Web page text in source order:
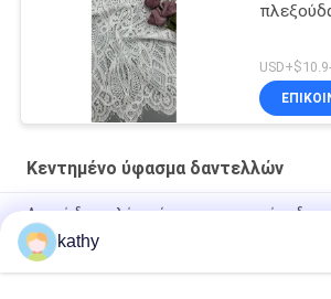
Κεντημένο ύφασμα δαντελλών
Λευκό δαντελένιο ύφασμα κεντημένο
Προσαρμοσμένο σχέδιο
Υφασμα Δαντέλας Κεντημένο
kathy